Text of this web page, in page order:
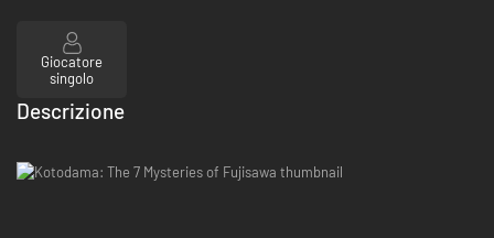
Giocatore
singolo
Descrizione